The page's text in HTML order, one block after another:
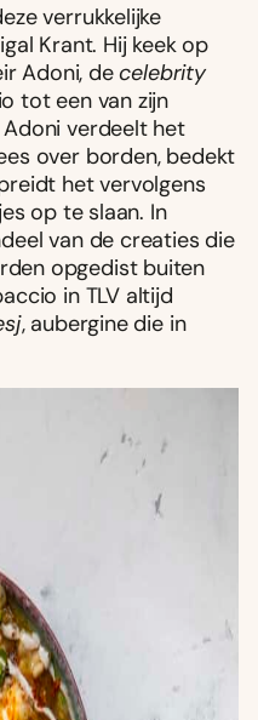
verrukkelijke
Krant. Hij keek op
Adoni, decelebrity
tot een van zijn
verdeelt het
over borden, bedekt
het vervolgens
op te slaan. In
van de creaties die
opgedist buiten
in TLV altijd
, aubergine die in